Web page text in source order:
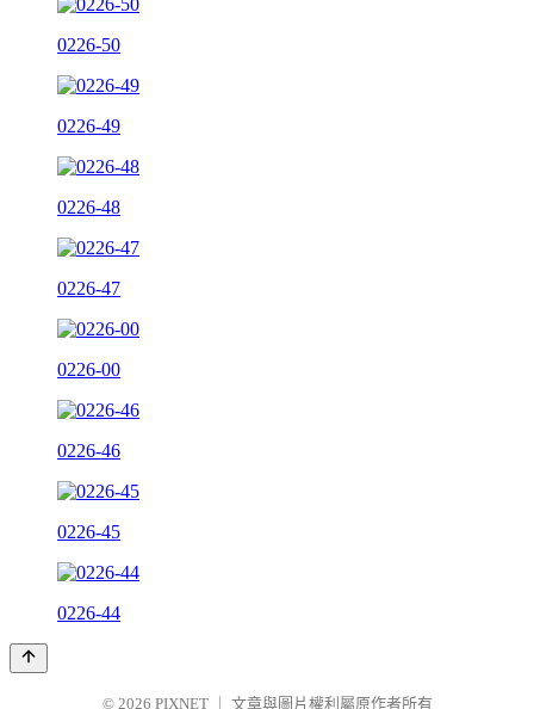
0226-50
0226-49
0226-48
0226-47
0226-00
0226-46
0226-45
0226-44
© 2026 PIXNET 文章與圖片權利屬原作者所有